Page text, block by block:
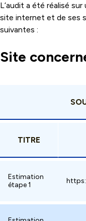
L’audit a été réalisé
site internet et de ses
suivantes :
Site
TITRE
Estimation
étape 1